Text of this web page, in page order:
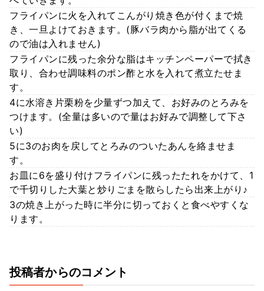
フライパンに火を入れてこんがり焼き色が付くまで焼
き、一旦よけておきます。(豚バラ肉から脂が出てくる
ので油は入れません)
フライパンに残った余分な脂はキッチンペーパーで拭き
取り、合わせ調味料のポン酢と水を入れて煮立たせま
す。
4に水溶き片栗粉を少量ずつ加えて、お好みのとろみを
つけます。(全量は多いので量はお好みで調整して下さ
い)
5に3のお肉を戻してとろみのついたあんを絡ませま
す。
お皿に6を盛り付けフライパンに残ったたれをかけて、1
で千切りした大葉と炒りごまを散らしたら出来上がり♪
3の焼き上がった時に半分に切っておくと食べやすくな
ります。
投稿者からのコメント